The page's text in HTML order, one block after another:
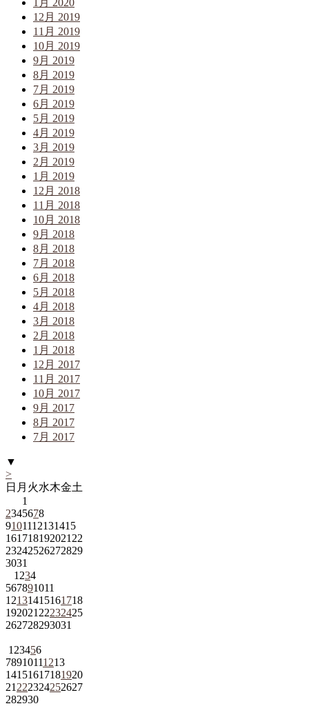
12月 2019
11月 2019
10月 2019
9月 2019
8月 2019
7月 2019
6月 2019
5月 2019
4月 2019
3月 2019
2月 2019
1月 2019
12月 2018
11月 2018
10月 2018
9月 2018
8月 2018
7月 2018
6月 2018
5月 2018
4月 2018
3月 2018
2月 2018
1月 2018
12月 2017
11月 2017
10月 2017
9月 2017
8月 2017
7月 2017
▼
>
日 月 火水木金土
1
2345678
9101112131415
161718192021 22
23242526272829
3031
1 234
567891011
12131415161718
192021 22232425
262728293031
1 23456
78910111213
14151617181920
21 222324252627
282930